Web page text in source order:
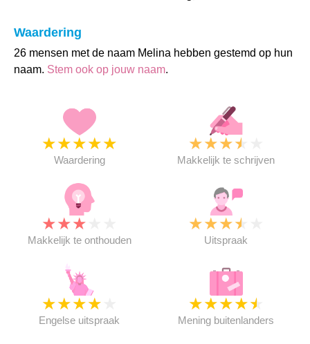
Waardering
26 mensen met de naam Melina hebben gestemd op hun
naam. Stem ook op jouw naam.
★★★★★
Waardering
★★★★
Makkelijk te schrijven
★★★
Makkelijk te onthouden
★★★★
Uitspraak
★★★★
Engelse uitspraak
★★★★★
Mening buitenlanders